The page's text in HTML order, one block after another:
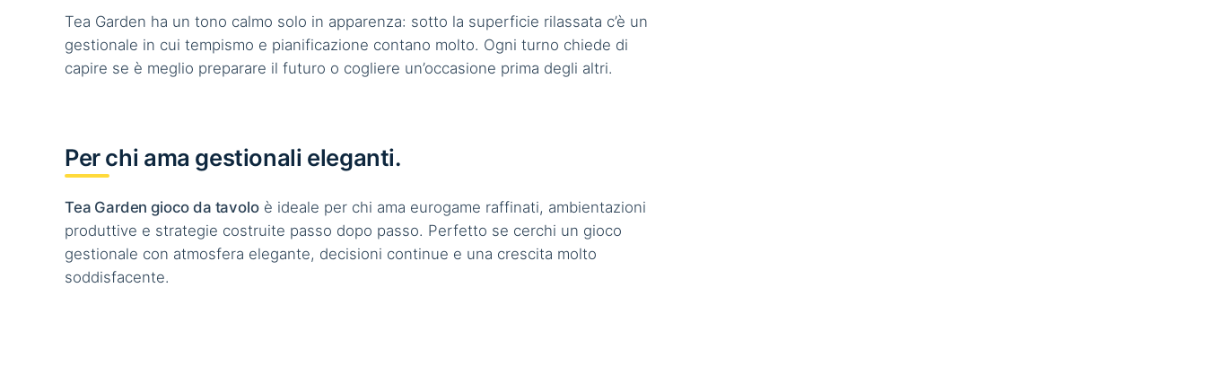
Tea Garden ha un tono calmo solo in apparenza: sotto la superficie rilassata c’è un
gestionale in cui tempismo e pianificazione contano molto. Ogni turno chiede di
capire se è meglio preparare il futuro o cogliere un’occasione prima degli altri.
Per chi ama gestionali eleganti.
Tea Garden gioco da tavoloè ideale per chi ama eurogame raffinati, ambientazioni
produttive e strategie costruite passo dopo passo. Perfetto se cerchi un gioco
gestionale con atmosfera elegante, decisioni continue e una crescita molto
soddisfacente.